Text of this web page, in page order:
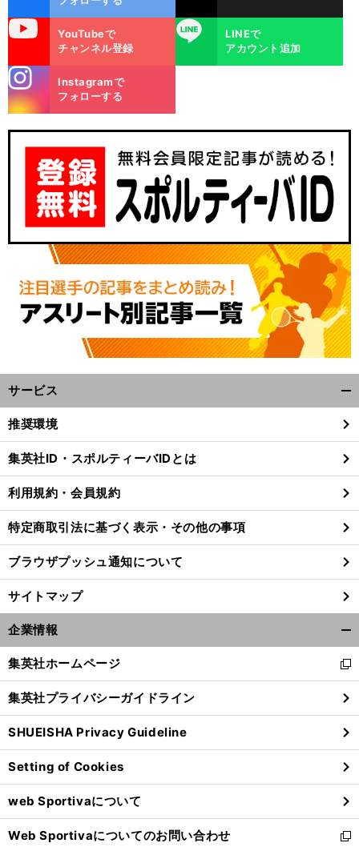
？
ト
前
YouTubeで
チャンネル登録
LINE
LINEで
アカウント追加
m
Instagramで
フォローする
サービス
閉
る
推奨環境
集英社ID・スポルティーバIDとは
利用規約・会員規約
特定商取引法に基づく表示・その他の事項
ブラウザプッシュ通知について
サイトマップ
企業情報
閉
る
集英社ホームページ
新
し
い
ウ
ィ
ン
ド
ウ
で
開
く
集英社プライバシーガイドライン
SHUEISHA Privacy Guideline
Setting of Cookies
web Sportivaについて
Web Sportivaについてのお問い合わせ
新